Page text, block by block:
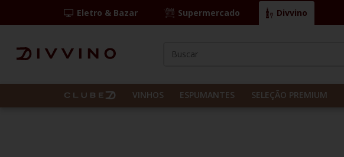
Eletro & Bazar Supermercado Divvino
º las camelias
VINHOS ESPUMANTES SELEÇÃO PREMIUM